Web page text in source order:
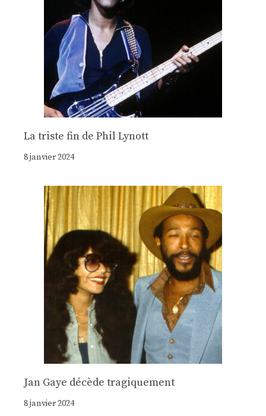
La triste fin de Phil Lynott
8 janvier 2024
Jan Gaye décède tragiquement
8 janvier 2024